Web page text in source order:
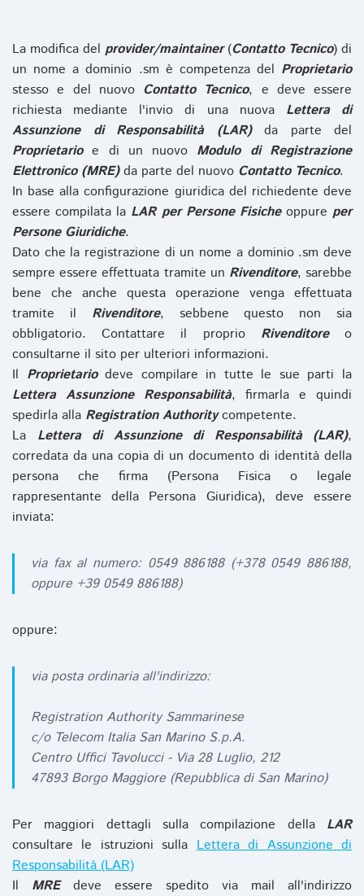
La modifica del provider/maintainer(Contatto Tecnico) di
un nome a dominio .sm è competenza del Proprietario
stesso e del nuovo Contatto Tecnico, e deve essere
richiesta mediante l'invio di una nuova Lettera di
Assunzione di Responsabilità (LAR)da parte del
Proprietarioe di un nuovo Modulo di Registrazione
Elettronico (MRE)da parte del nuovo Contatto Tecnico.
In base alla configurazione giuridica del richiedente deve
essere compilata la LAR per Persone Fisicheoppure per
Persone Giuridiche.
Dato che la registrazione di un nome a dominio .sm deve
sempre essere effettuata tramite un Rivenditore, sarebbe
bene che anche questa operazione venga effettuata
tramite il Rivenditore, sebbene questo non sia
obbligatorio. Contattare il proprio Rivenditoreo
consultarne il sito per ulteriori informazioni.
Il Proprietariodeve compilare in tutte le sue parti la
Lettera Assunzione Responsabilità, firmarla e quindi
spedirla alla Registration Authoritycompetente.
La Lettera di Assunzione di Responsabilità (LAR),
corredata da una copia di un documento di identità della
persona che firma (Persona Fisica o legale
rappresentante della Persona Giuridica), deve essere
inviata:
via fax al numero: 0549 886188 (+378 0549 886188,
oppure +39 0549 886188)
oppure:
via posta ordinaria all'indirizzo:
Registration Authority Sammarinese
c/o Telecom Italia San Marino S.p.A.
Centro Uffici Tavolucci - Via 28 Luglio, 212
47893 Borgo Maggiore (Repubblica di San Marino)
Per maggiori dettagli sulla compilazione della LAR
consultare le istruzioni sullaLettera di Assunzione di
Responsabilità (LAR)
Il MREdeve essere spedito via mail all'indirizzo